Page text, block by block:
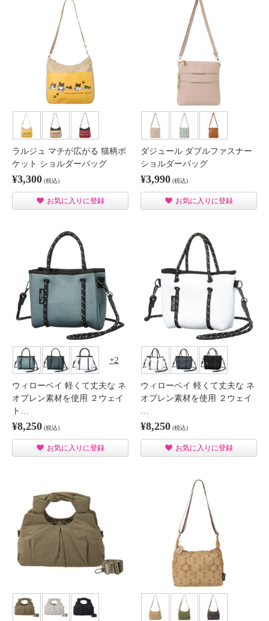
ラルジュ マチが広がる 猫柄ポ
ケット ショルダーバッグ
¥3,300 (税込)
お気に入りに登録
ダジュール ダブルファスナー
ショルダーバッグ
¥3,990 (税込)
お気に入りに登録
2
ウィローベイ 軽くて丈夫な ネ
オプレン素材を使用 ２ウェイ
ト…
¥8,250 (税込)
お気に入りに登録
ウィローベイ 軽くて丈夫な ネ
オプレン素材を使用 ２ウェイ
…
¥8,250 (税込)
お気に入りに登録